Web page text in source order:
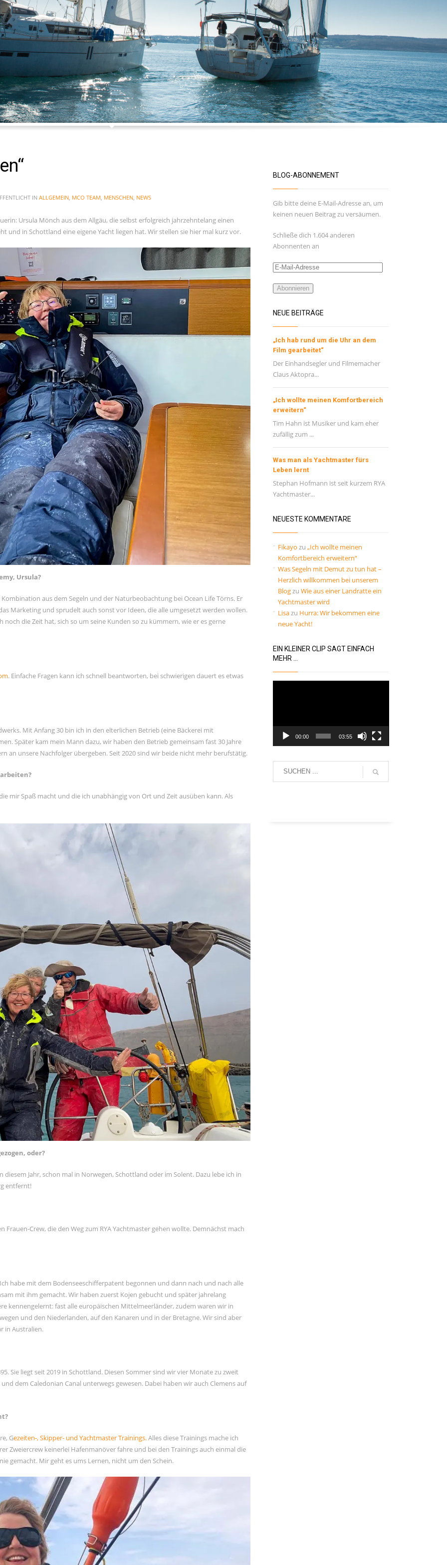
IN ALLGEMEIN, MCO TEAM, MENSCHEN, NEWS
Ursula Mönch aus dem Allgäu, die selbst erfolgreich jahrzehntelang einen
und in Schottland eine eigene Yacht liegen hat. Wir stellen sie hier mal kurz vor.
Ursula?
aus dem Segeln und der Naturbeobachtung bei Ocean Life Törns. Er
Marketing und sprudelt auch sonst vor Ideen, die alle umgesetzt werden wollen.
die Zeit hat, sich so um seine Kunden so zu kümmern, wie er es gerne
. Einfache Fragen kann ich schnell beantworten, bei schwierigen dauert es etwas
Mit Anfang 30 bin ich in den elterlichen Betrieb (eine Bäckerei mit
Später kam mein Mann dazu, wir haben den Betrieb gemeinsam fast 30 Jahre
an unsere Nachfolger übergeben. Seit 2020 sind wir beide nicht mehr berufstätig.
mir Spaß macht und die ich unabhängig von Ort und Zeit ausüben kann. Als
oder?
Jahr, schon mal in Norwegen, Schottland oder im Solent. Dazu lebe ich in
entfernt!
Crew, die den Weg zum RYA Yachtmaster gehen wollte. Demnächst mach
habe mit dem Bodenseeschifferpatent begonnen und dann nach und nach alle
mit ihm gemacht. Wir haben zuerst Kojen gebucht und später jahrelang
kennengelernt: fast alle europäischen Mittelmeerländer, zudem waren wir in
und den Niederlanden, auf den Kanaren und in der Bretagne. Wir sind aber
in Australien.
Sie liegt seit 2019 in Schottland. Diesen Sommer sind wir vier Monate zu zweit
dem Caledonian Canal unterwegs gewesen. Dabei haben wir auch Clemens auf
Gezeiten-, Skipper- und Yachtmaster Trainings.Alles diese Trainings mache ich
Zweiercrew keinerlei Hafenmanöver fahre und bei den Trainings auch einmal die
gemacht. Mir geht es ums Lernen, nicht um den Schein.
BLOG-ABONNEMENT
Gib bitte deine E-Mail-Adresse an, um
keinen neuen Beitrag zu versäumen.
Schließe dich 1.604 anderen
Abonnenten an
E-
Adresse
Abonnieren
NEUE BEITRÄGE
„Ich hab rund um die Uhr an dem
Film gearbeitet“
Der Einhandsegler und Filmemacher
Claus Aktopra...
„Ich wollte meinen Komfortbereich
erweitern“
Tim Hahn ist Musiker und kam eher
zufällig zum ...
Was man als Yachtmaster fürs
Leben lernt
Stephan Hofmann ist seit kurzem RYA
Yachtmaster...
NEUESTE KOMMENTARE
Fikayo zu „Ich wollte meinen
Komfortbereich erweitern“
Was Segeln mit Demut zu tun hat –
Herzlich willkommen bei unserem
Blogzu Wie aus einer Landratte ein
Yachtmaster wird
Lisazu Hurra: Wir bekommen eine
neue Yacht!
EIN KLEINER CLIP SAGT EINFACH
MEHR …
00:00 03:55